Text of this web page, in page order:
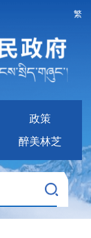
繁
政策
醉美林芝